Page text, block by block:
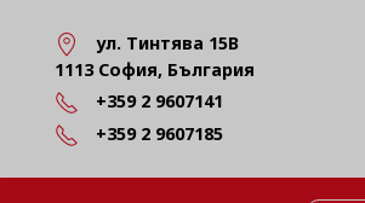
ул. Тинтява 15В
1113 София, България
+359 2 9607141
+359 2 9607185